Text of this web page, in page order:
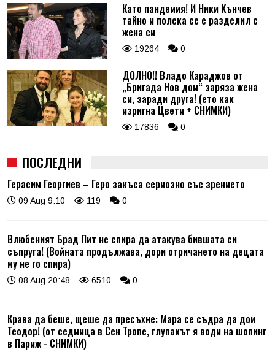
Като пандемия! И Ники Кънчев
тайно и полека се е разделил с
жена си
19264 0
ДОЛНО!! Владо Караджов от
„Бригада Нов дом“ заряза жена
си, заради друга! (ето как
изригна Цвети + СНИМКИ)
17836 0
ПОСЛЕДНИ
Герасим Георгиев – Геро закъса сериозно със зрението
09 Aug 9:10 119 0
Влюбеният Брад Пит не спира да атакува бившата си
съпруга! (Войната продължава, дори отричането на децата
му не го спира)
08 Aug 20:48 6510 0
Крава да беше, щеше да пресъхне: Мара се съдра да дои
Теодор! (от седмица в Сен Тропе, глупакът я води на шопинг
в Париж - СНИМКИ)